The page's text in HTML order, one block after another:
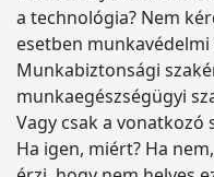
a technológia? Nem
esetben
Munkabiztonsági
munkaegészségügyi
Vagy csak a
Ha igen, miért? Ha